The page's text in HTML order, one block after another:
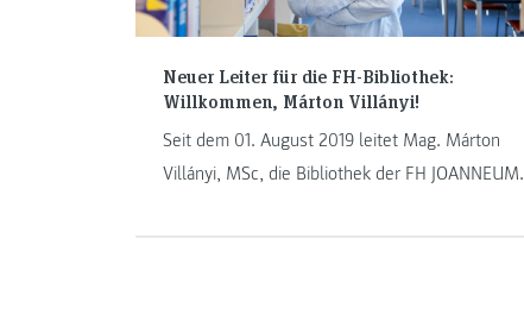
Neuer Leiter für die FH-Bibliothek:
Willkommen, Márton Villányi!
Seit dem 01. August 2019 leitet Mag. Márton
Villányi, MSc, die Bibliothek der FH JOANNEUM.